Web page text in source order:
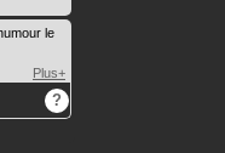
le
Plus+
?